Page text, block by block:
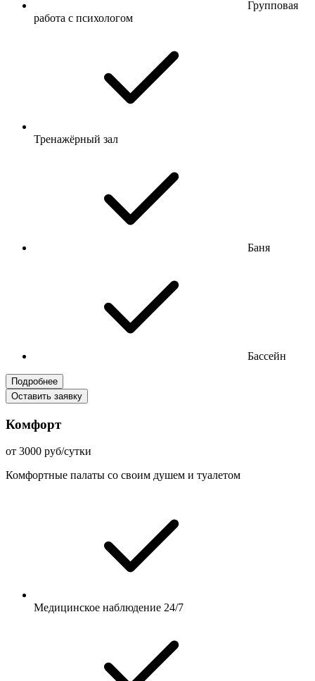
Групповая
работа с психологом
Тренажёрный зал
Баня
Бассейн
Подробнее
Оставить заявку
Комфорт
от 3000 руб/сутки
Комфортные палаты со своим душем и туалетом
Медицинское наблюдение 24/7